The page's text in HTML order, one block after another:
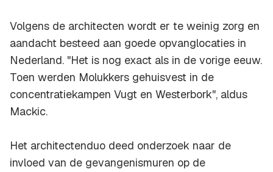
Volgens de architecten wordt er te weinig zorg en
aandacht besteed aan goede opvanglocaties in
Nederland. "Het is nog exact als in de vorige eeuw.
Toen werden Molukkers gehuisvest in de
concentratiekampen Vugt en Westerbork", aldus
Mackic.
Het architectenduo deed onderzoek naar de
invloed van de gevangenismuren op de